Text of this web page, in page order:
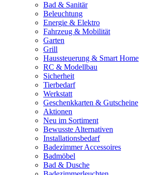
Bad & Sanitär
Beleuchtung
Energie & Elektro
Fahrzeug & Mobilität
Garten
Grill
Haussteuerung & Smart Home
RC & Modellbau
Sicherheit
Tierbedarf
Werkstatt
Geschenkkarten & Gutscheine
Aktionen
Neu im Sortiment
Bewusste Alternativen
Installationsbedarf
Badezimmer Accessoires
Badmöbel
Bad & Dusche